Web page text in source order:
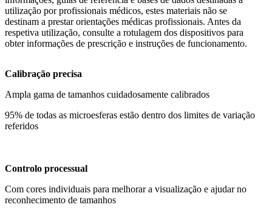
utilização por profissionais médicos, estes materiais não se
destinam a prestar orientações médicas profissionais. Antes da
respetiva utilização, consulte a rotulagem dos dispositivos para
obter informações de prescrição e instruções de funcionamento.
Calibração precisa
Ampla gama de tamanhos cuidadosamente calibrados
95% de todas as microesferas estão dentro dos limites de variação
referidos
Controlo processual
Com cores individuais para melhorar a visualização e ajudar no
reconhecimento de tamanhos